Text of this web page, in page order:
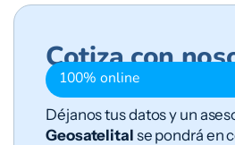
Cotiza con
100% online
Déjanos tus datos y un
Geosatelital se pondrá en